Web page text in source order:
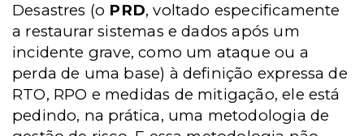
Desastres (o PRD, voltado especificamente
a restaurar sistemas e dados após um
incidente grave, como um ataque ou a
perda de uma base) à definição expressa de
RTO, RPO e medidas de mitigação, ele está
pedindo, na prática, uma metodologia de